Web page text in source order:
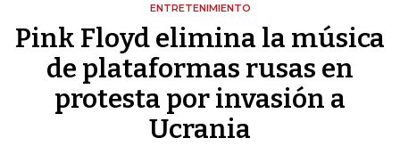
ENTRETENIMIENTO
Pink Floyd elimina la música
de plataformas rusas en
protesta por invasión a
Ucrania